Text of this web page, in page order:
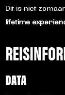
Dit is niet
lifetime
DATA